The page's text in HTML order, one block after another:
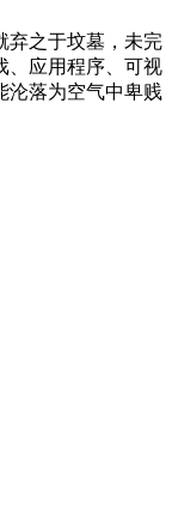
弃之于坟墓，未完
、应用程序、可视
沦落为空气中卑贱